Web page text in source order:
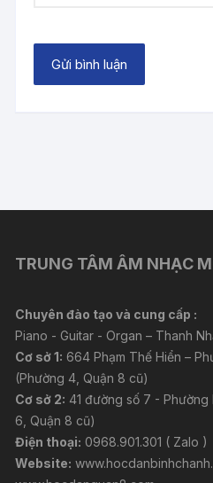
TRUNG TÂM ÂM NHẠC
Chuyên đào tạo và cung cấp :
Piano - Guitar - Organ – Thanh
Cơ sở 1: 664 Phạm Thế Hiển –
(Phường 4, Quận 8 cũ)
Cơ sở 2: 41 đường số 7 -
6, Quận 8 cũ)
Điện thoại: 0968.901.301 ( Zalo )
Website: